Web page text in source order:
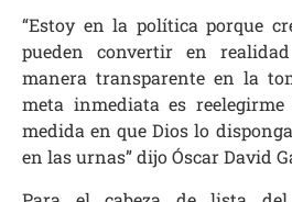
“Estoy en la política porque
pueden convertir en
manera transparente en la
meta inmediata es
medida en que Dios lo
en las urnas” dijo Óscar David